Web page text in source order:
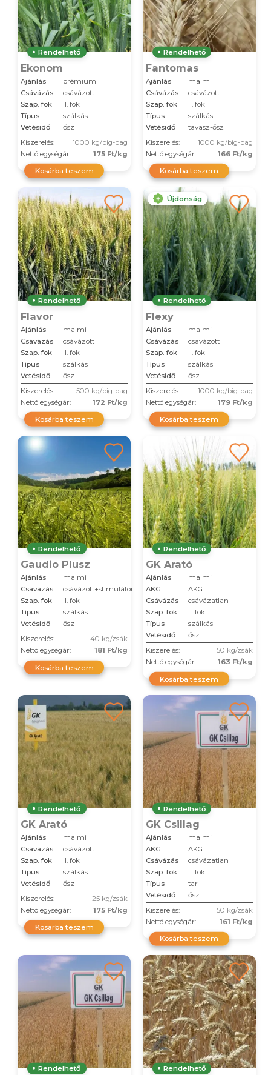
Rendelhető
Ekonom
Ajánlás
prémium
Csávázás
csávázott
Szap. fok
II. fok
Típus
szálkás
Vetésidő
ősz
Kiszerelés:
1000 kg/big-bag
Nettó egységár:
175 Ft/kg
Kosárba teszem
Rendelhető
Fantomas
Ajánlás
malmi
Csávázás
csávázott
Szap. fok
II. fok
Típus
szálkás
Vetésidő
tavasz-ősz
Kiszerelés:
1000 kg/big-bag
Nettó egységár:
166 Ft/kg
Kosárba teszem
Rendelhető
Flavor
Ajánlás
malmi
Csávázás
csávázott
Szap. fok
II. fok
Típus
szálkás
Vetésidő
ősz
Kiszerelés:
500 kg/big-bag
Nettó egységár:
172 Ft/kg
Kosárba teszem
Újdonság
Rendelhető
Flexy
Ajánlás
malmi
Csávázás
csávázott
Szap. fok
II. fok
Típus
szálkás
Vetésidő
ősz
Kiszerelés:
1000 kg/big-bag
Nettó egységár:
179 Ft/kg
Kosárba teszem
Rendelhető
Gaudio Plusz
Ajánlás
malmi
Csávázás
csávázott+stimulátor
Szap. fok
II. fok
Típus
szálkás
Vetésidő
ősz
Kiszerelés:
40 kg/zsák
Nettó egységár:
181 Ft/kg
Kosárba teszem
Rendelhető
GK Arató
Ajánlás
malmi
AKG
AKG
Csávázás
csávázatlan
Szap. fok
II. fok
Típus
szálkás
Vetésidő
ősz
Kiszerelés:
50 kg/zsák
Nettó egységár:
163 Ft/kg
Kosárba teszem
Rendelhető
GK Arató
Ajánlás
malmi
Csávázás
csávázott
Szap. fok
II. fok
Típus
szálkás
Vetésidő
ősz
Kiszerelés:
25 kg/zsák
Nettó egységár:
175 Ft/kg
Kosárba teszem
Rendelhető
GK Csillag
Ajánlás
malmi
AKG
AKG
Csávázás
csávázatlan
Szap. fok
II. fok
Típus
tar
Vetésidő
ősz
Kiszerelés:
50 kg/zsák
Nettó egységár:
161 Ft/kg
Kosárba teszem
Rendelhető Rendelhető